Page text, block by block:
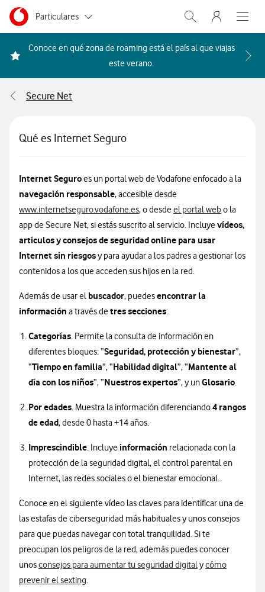
Ir a la pagina principal de vodafone.es
Menu navegación Segmento
Particulares
Autónomos
Grandes empresas
Abrir buscador.
Menu
Abre
Conoce en qué zona de roaming está el país al que viajas
este verano. Acceder a la FAQ Qué
Secure Net
Qué es Internet Seguro
Internet Seguroes un portal web de Vodafone enfocado a la
navegación responsable, accesible desde
www.internetseguro.vodafone.es, o desdeel portal webo la
app de Secure Net, si estás suscrito al servicio. Incluyevídeos,
artículos y consejos de seguridad online para usar
Internet sin riesgosy para ayudar a los padres a gestionar los
contenidos a los que acceden sus hijos en la red.
Además de usar el buscador, puedesencontrar la
información a través detres secciones:
Categorías. Permite la consulta de información en
diferentes bloques: “Seguridad, protección y bienestar”,
“Tiempo en familia”, “Habilidad digital”, “Mantente al
día con los niños”, “Nuestros expertos”, y unGlosario.
Por edades. Muestra la información diferenciando4 rangos
de edad, desde 0 hasta +14 años.
Imprescindible. Incluye información relacionada con la
protección de la seguridad digital, el control parental en
Internet, las redes sociales o el bienestar emocional..
Conoce en el siguiente vídeo las claves para identificar una de
las estafas de ciberseguridad más habituales y unos consejos
para que puedas navegar con total tranquilidad. Si te
preocupan los peligros de la red, además puedes conocer
unosconsejos para aumentar tu seguridad digitalycómo
prevenir el sexting.